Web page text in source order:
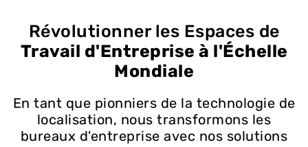
Révolutionner les Espaces de
Travail d'Entreprise à l'Échelle
Mondiale
En tant que pionniers de la technologie de
localisation, nous transformons les
bureaux d'entreprise avec nos solutions